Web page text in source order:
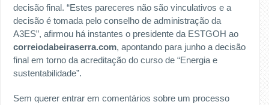
decisão final. “Estes pareceres não são vinculativos e a
decisão é tomada pelo conselho de administração da
A3ES”, afirmou há instantes o presidente da ESTGOH ao
correiodabeiraserra.com, apontando para junho a decisão
final em torno da acreditação do curso de “Energia e
sustentabilidade”.
Sem querer entrar em comentários sobre um processo